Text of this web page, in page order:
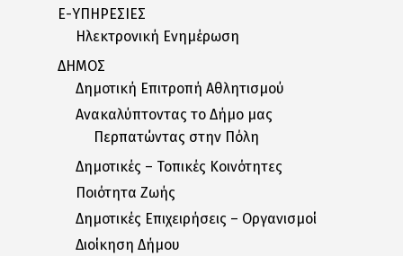
E-ΥΠΗΡΕΣΙΕΣ
Ηλεκτρονική Ενημέρωση
ΔΗΜΟΣ
Δημοτική Επιτροπή Αθλητισμού
Ανακαλύπτοντας το Δήμο μας
Περπατώντας στην Πόλη
Δημοτικές – Τοπικές Κοινότητες
Ποιότητα Ζωής
Δημοτικές Επιχειρήσεις – Οργανισμοί
Διοίκηση Δήμου